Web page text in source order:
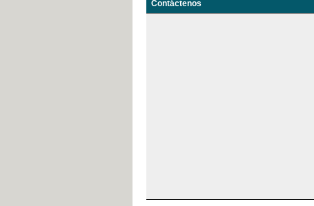
Contáctenos